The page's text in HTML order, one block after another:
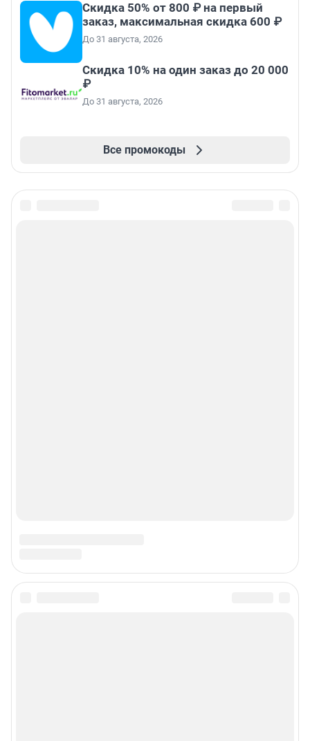
Скидка 50% от 800 ₽ на первый
заказ, максимальная скидка 600 ₽
До 31 августа, 2026
Скидка 10% на один заказ до 20 000
₽
До 31 августа, 2026
Все промокоды